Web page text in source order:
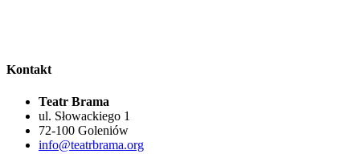
Kontakt
Teatr Brama
ul. Słowackiego 1
72-100 Goleniów
info@teatrbrama.org